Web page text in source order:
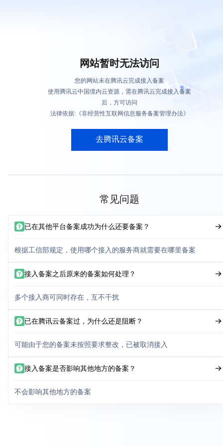
网站暂时无法访问
您的网站未在腾讯云完成接入备案
使用腾讯云中国境内云资源，需在腾讯云完成接入备案
后，方可访问
法律依据:《非经营性互联网信息服务备案管理办法》
去腾讯云备案
常见问题
已在其他平台备案成功为什么还要备案？
根据工信部规定，使用哪个接入的服务商就需要在哪里备案
接入备案之后原来的备案如何处理？
多个接入商可同时存在，互不干扰
已在腾讯云备案过，为什么还是阻断？
可能由于您的备案未按照要求整改，已被取消接入
接入备案是否影响其他地方的备案？
不会影响其他地方的备案